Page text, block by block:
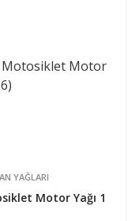
YAĞLARI
Motor Yağı 1